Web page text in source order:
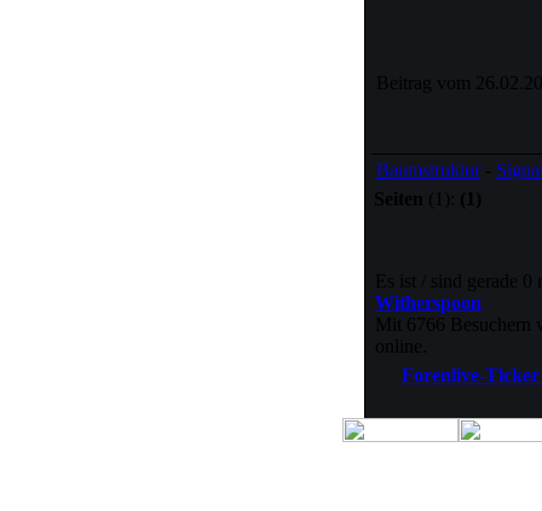
Beitrag vom
Baumstruktur-
Seiten (1): (1)
Es ist / sind gerade
Witherspoon
Mit 6766 Besuchern
online.
Forenlive-